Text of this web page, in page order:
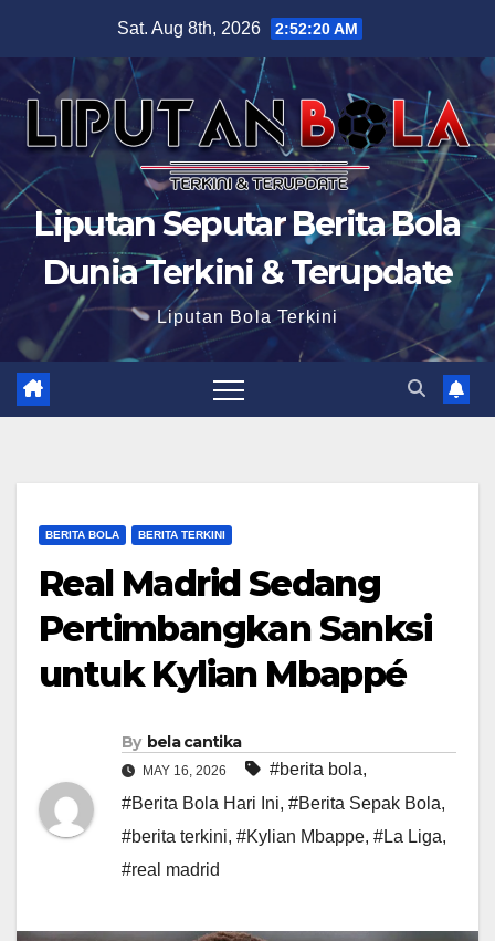
content
Sat. Aug 8th, 2026 2:52:21 AM
Liputan Seputar Berita Bola
Dunia Terkini & Terupdate
Liputan Bola Terkini
BERITA BOLA BERITA TERKINI
Real Madrid Sedang
Pertimbangkan Sanksi
untuk Kylian Mbappé
By bela cantika
MAY 16, 2026 #berita bola,
#Berita Bola Hari Ini, #Berita Sepak Bola,
#berita terkini, #Kylian Mbappe, #La Liga,
#real madrid